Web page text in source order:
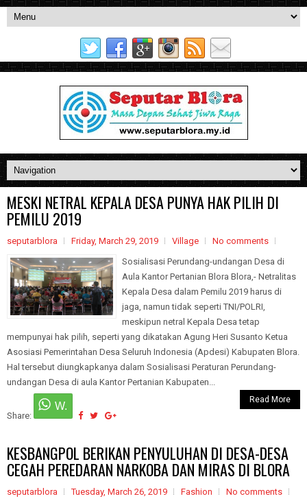
MESKI NETRAL KEPALA DESA PUNYA HAK PILIH DI
PEMILU 2019
seputarblora Friday, March 29, 2019 Village
No comments
Sosialisasi Perundang-undangan Desa di
Aula Kantor Pertanian Blora Blora,- Netralitas
Kepala Desa dalam Pemilu 2019 harus di
jaga, namun tidak seperti TNI/POLRI,
meskipun netral Kepala Desa tetap
mempunyai hak pilih, seperti yang dikatakan Agung Heri Susanto Ketua
Asosiasi Pemerintahan Desa Seluruh Indonesia (Apdesi) Kabupaten Blora.
Hal tersebut diungkapkanya dalam Sosialisasi Peraturan Perundang-
undangan Desa di aula Kantor Pertanian Kabupaten...
Share:
Read More
KESBANGPOL BERIKAN PENYULUHAN DI DESA-DESA
CEGAH PEREDARAN NARKOBA DAN MIRAS DI BLORA
seputarblora Tuesday, March 26, 2019 Fashion
No comments